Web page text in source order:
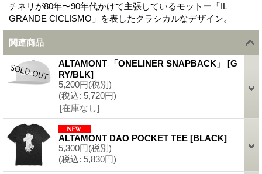
チネリが80年〜90年代かけて主張しているモットー「IL
GRANDE CICLISMO」を表したクラシカルなデザイン。
関連商品
ALTAMONT 「ONELINER SNAPBACK」 [G
RY/BLK]
5,200円(税別)
(税込: 5,720円)
[在庫なし]
ALTAMONT DAO POCKET TEE [BLACK]
5,300円(税別)
(税込: 5,830円)